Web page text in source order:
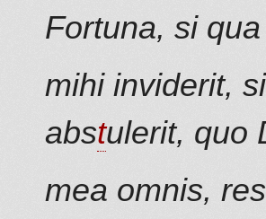
Fortuna, si
mihi inviderit,
abstulerit, quo
mea omnis,